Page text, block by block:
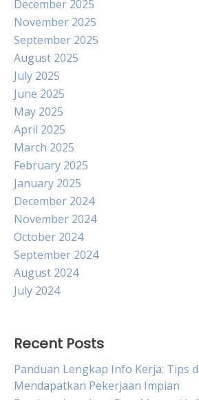
December 2025
November 2025
September 2025
August 2025
July 2025
June 2025
May 2025
April 2025
March 2025
February 2025
January 2025
December 2024
November 2024
October 2024
September 2024
August 2024
July 2024
Recent Posts
Panduan Lengkap Info Kerja: Tips
Mendapatkan Pekerjaan Impian